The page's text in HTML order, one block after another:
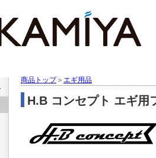
商品トップ＞ エギ用品
H.B コンセプト エギ用